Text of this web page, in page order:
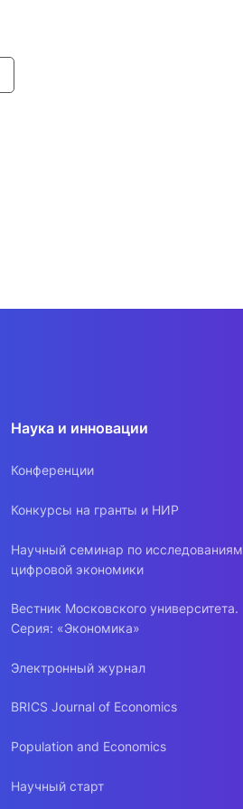
Наука и инновации
Конференции
Конкурсы на гранты и НИР
Научный семинар по исследованиям
цифровой экономики
Вестник Московского университета.
Серия: «Экономика»
Электронный журнал
BRICS Journal of Economics
Population and Economics
Научный старт